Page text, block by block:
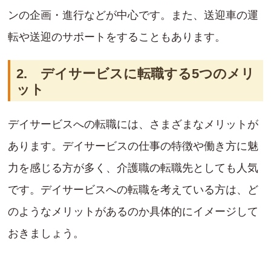
ンの企画・進行などが中心です。また、送迎車の運
転や送迎のサポートをすることもあります。
2. デイサービスに転職する5つのメリ
ット
デイサービスへの転職には、さまざまなメリットが
あります。デイサービスの仕事の特徴や働き方に魅
力を感じる方が多く、介護職の転職先としても人気
です。デイサービスへの転職を考えている方は、ど
のようなメリットがあるのか具体的にイメージして
おきましょう。